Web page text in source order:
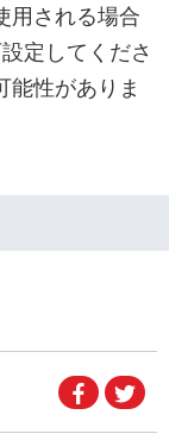
用される場合
定してくださ
能性がありま
で
で